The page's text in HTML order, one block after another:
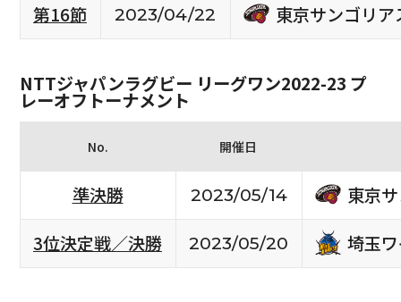
第16節
2023/04/22 東京サンゴリア
NTTジャパンラグビー リーグワン2022-23 プ
レーオフトーナメント
No. 開催日
準決勝 2023/05/14
東京
3位決定戦／決勝
2023/05/20 埼玉